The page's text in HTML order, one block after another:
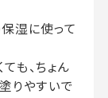
湿に使って
も、ちょん
りやすいで